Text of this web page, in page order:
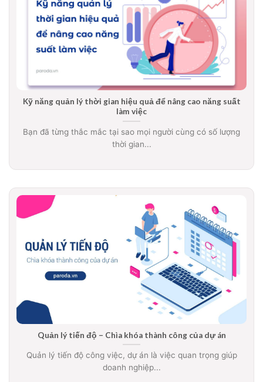
Kỹ năng quản lý thời gian hiệu quả để nâng cao năng suất
làm việc
Bạn đã từng thắc mắc tại sao mọi người cùng có số lượng
thời gian...
Quản lý tiến độ – Chìa khóa thành công của dự án
Quản lý tiến độ công việc, dự án là việc quan trọng giúp
doanh nghiệp...